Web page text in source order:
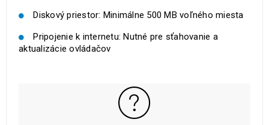
Diskový priestor: Minimálne 500 MB voľného miesta
Pripojenie k internetu: Nutné pre sťahovanie a
aktualizácie ovládačov